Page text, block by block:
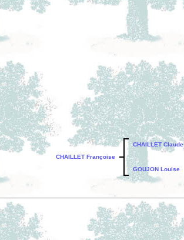
CHAILLET Françoise
CHAILLET Claude
GOUJON Louise